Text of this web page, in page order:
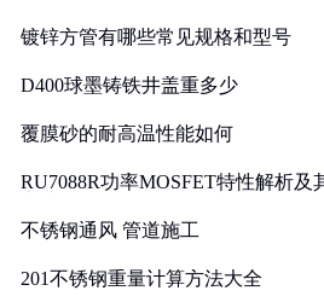
镀锌方管有哪些常见规格和型号
D400球墨铸铁井盖重多少
覆膜砂的耐高温性能如何
RU7088R功率MOSFET特性解析及
不锈钢通风 管道施工
201不锈钢重量计算方法大全